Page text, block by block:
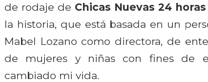
de rodaje de Chicas Nuevas 24 horas
la historia, que está basada en un
Mabel Lozano como directora, de
de mujeres y niñas con fines de
cambiado mi vida.